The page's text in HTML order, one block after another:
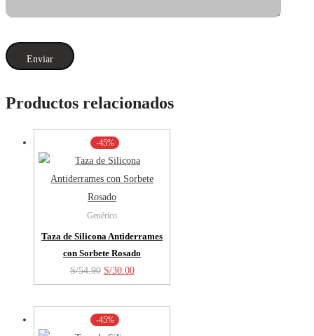
Productos relacionados
-45%
Genérico
Taza de Silicona Antiderrames
con Sorbete Rosado
S/54.90 El
precio
original
era:
S/30.00El
precio
actual
-45%